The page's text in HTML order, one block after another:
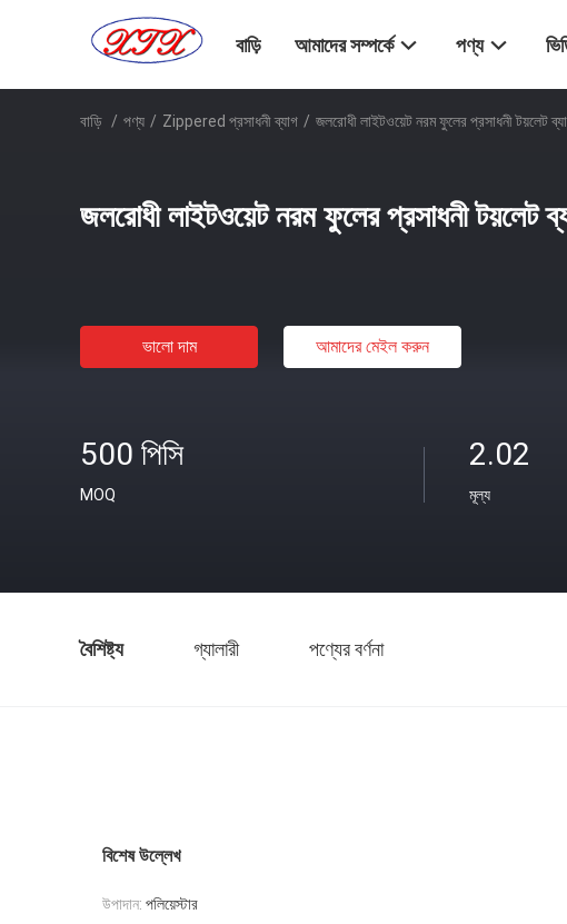
বাড়ি আমাদের সম্পর্কে পণ্য
বাড়ি / পণ্য / Zippered প্রসাধনী ব্যাগ / জলরোধী লাইটওয়েট নরম ফুলের প্রসাধনী টয়লেট
জলরোধী লাইটওয়েট নরম ফুলের প্রসাধনী টয়লেট
ভালো দাম আমাদের মেইল ​​করুন
500 পিসি
MOQ
2.02
মূল্য
বৈশিষ্ট্য গ্যালারী পণ্যের বর্ণনা
বিশেষ উল্লেখ
উপাদান: পলিয়েস্টার